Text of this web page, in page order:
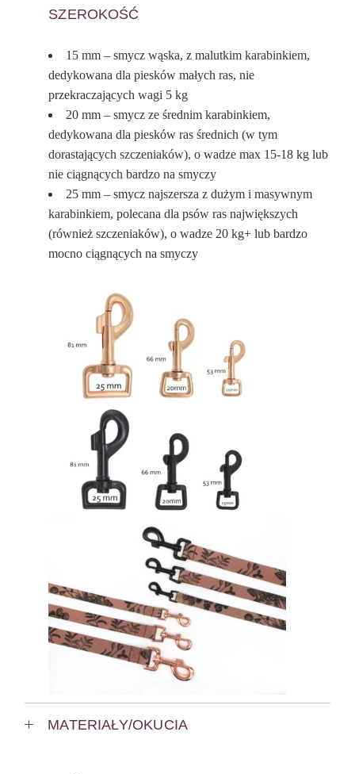
SZEROKOŚĆ
15 mm – smycz wąska, z malutkim karabinkiem,
dedykowana dla piesków małych ras, nie
przekraczających wagi 5 kg
20 mm – smycz ze średnim karabinkiem,
dedykowana dla piesków ras średnich (w tym
dorastających szczeniaków), o wadze max 15-18 kg lub
nie ciągnących bardzo na smyczy
25 mm – smycz najszersza z dużym i masywnym
karabinkiem, polecana dla psów ras największych
(również szczeniaków), o wadze 20 kg+ lub bardzo
mocno ciągnących na smyczy
MATERIAŁY/OKUCIA